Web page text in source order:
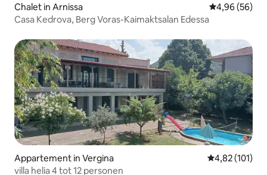
Chalet in Arnissa Gemiddelde
4,96 (56)
Casa Kedrova, Berg Voras-Kaimaktsalan Edessa
Appartement in Vergina Gemiddelde
4,82 (101)
villa helia 4 tot 12 personen